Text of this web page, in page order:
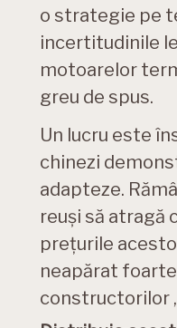
o strategie pe
incertitudinile
motoarelor
greu de spus.
Un lucru este
chinezi
adapteze.
reuși să atragă
prețurile
neapărat
constructorilor